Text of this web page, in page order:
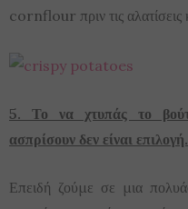
cornflour πριν τις αλατίσεις
5. Το να χτυπάς το
ασπρίσουν δεν είναι επιλογή.
Επειδή ζούμε σε μια